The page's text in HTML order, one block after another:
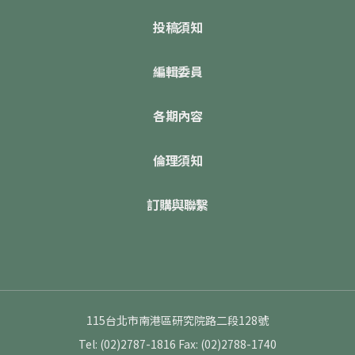
投稿須知
編輯委員
各期內容
倫理須知
訂購與聯繫
115台北市南港區研究院路二段128號
Tel: (02)2787-1816 Fax: (02)2788-1740